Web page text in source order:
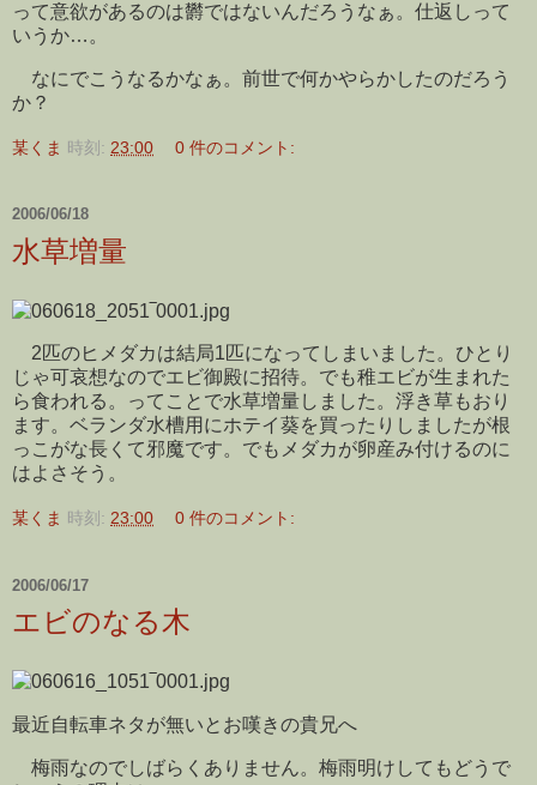
って意欲があるのは欝ではないんだろうなぁ。仕返しって
いうか…。
なにでこうなるかなぁ。前世で何かやらかしたのだろう
か？
某くま 時刻: 23:00 0 件のコメント:
2006/06/18
水草増量
2匹のヒメダカは結局1匹になってしまいました。ひとり
じゃ可哀想なのでエビ御殿に招待。でも稚エビが生まれた
ら食われる。ってことで水草増量しました。浮き草もおり
ます。ベランダ水槽用にホテイ葵を買ったりしましたが根
っこがな長くて邪魔です。でもメダカが卵産み付けるのに
はよさそう。
某くま 時刻: 23:00 0 件のコメント:
2006/06/17
エビのなる木
最近自転車ネタが無いとお嘆きの貴兄へ
梅雨なのでしばらくありません。梅雨明けしてもどうで